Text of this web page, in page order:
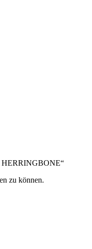
HERRINGBONE“
zu können.